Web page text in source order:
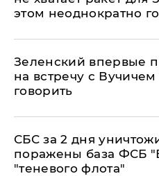
этом неоднократно
Зеленский впервые
на встречу с
говорить
СБС за 2 дня
поражены база ФСБ
"теневого флота"